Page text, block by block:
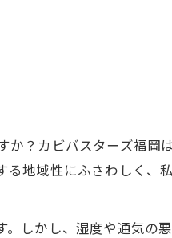
？カビバスターズ福岡
地域性にふさわしく、
しかし、湿度や通気の